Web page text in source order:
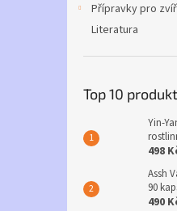
Přípravky pro
Literatura
Top 10
Yin-
498
Assh
90
490